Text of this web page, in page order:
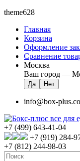
theme628
Главная
Корзина
Оформление
Сравнение
Москва
Ваш город —
info@box-
+7 (499) 643-41-04
+7 (919) 284-
+7 (812) 244-98-03